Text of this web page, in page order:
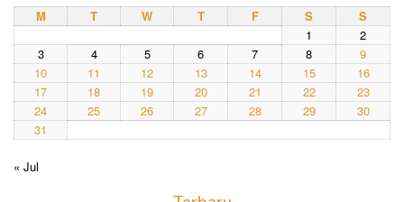
M
T W T F S
S
1
2
3
4 5 6 7 8
9
10
11 12 13 14 15
16
17
18 19 20 21 22
23
24
25 26 27 28 29
30
31
« Jul